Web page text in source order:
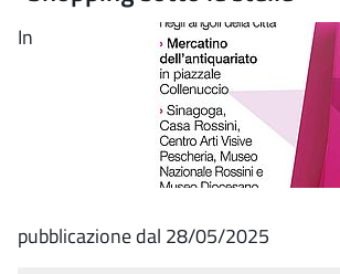
In
pubblicazione dal 28/05/2025